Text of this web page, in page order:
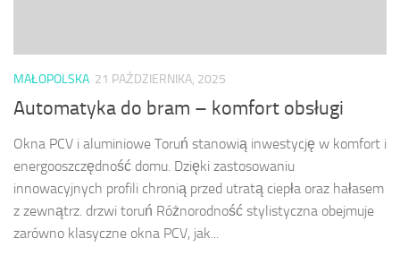
MAŁOPOLSKA 21 PAŹDZIERNIKA, 2025
Automatyka do bram – komfort obsługi
Okna PCV i aluminiowe Toruń stanowią inwestycję w komfort i
energooszczędność domu. Dzięki zastosowaniu
innowacyjnych profili chronią przed utratą ciepła oraz hałasem
z zewnątrz. drzwi toruń Różnorodność stylistyczna obejmuje
zarówno klasyczne okna PCV, jak...